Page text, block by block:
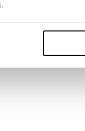
havia vist una girafa.
Direcció de